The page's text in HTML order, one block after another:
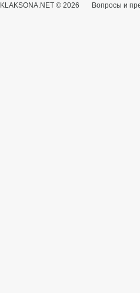
KLAKSONA.NET © 2026 Вопросы и